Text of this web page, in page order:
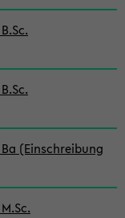
(Einschreibung